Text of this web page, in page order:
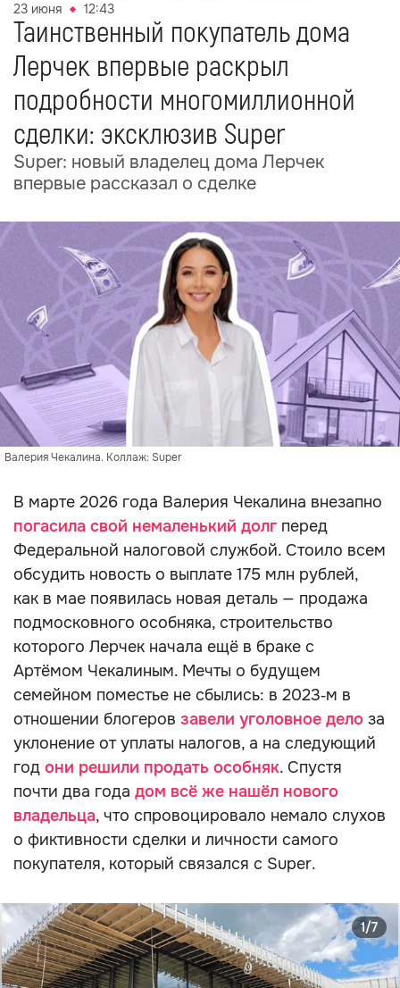
23 июня 12:43
Таинственный покупатель дома
Лерчек впервые раскрыл
подробности многомиллионной
сделки: эксклюзив Super
Super: новый владелец дома Лерчек
впервые рассказал о сделке
Валерия Чекалина. Коллаж: Super
В марте 2026 года Валерия Чекалина внезапно
погасила свой немаленький долг перед
Федеральной налоговой службой. Стоило всем
обсудить новость о выплате 175 млн рублей,
как в мае появилась новая деталь — продажа
подмосковного особняка, строительство
которого Лерчек начала ещё в браке с
Артёмом Чекалиным. Мечты о будущем
семейном поместье не сбылись: в 2023‑м в
отношении блогеров завели уголовное дело за
уклонение от уплаты налогов, а на следующий
год они решили продать особняк. Спустя
почти два года дом всё же нашёл нового
владельца, что спровоцировало немало слухов
о фиктивности сделки и личности самого
покупателя, который связался с Super.
1/7